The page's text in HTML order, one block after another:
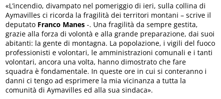
«L’incendio, divampato nel pomeriggio di ieri, sulla collina di
Aymavilles ci ricorda la fragilità dei territori montani – scrive il
deputato Franco Manes -. Una fragilità da sempre gestita,
grazie alla forza di volontà e alla grande preparazione, dai suoi
abitanti: la gente di montagna. La popolazione, i vigili del fuoco
professionisti e volontari, le amministrazioni comunali e i tanti
volontari, ancora una volta, hanno dimostrato che fare
squadra è fondamentale. In queste ore in cui si conteranno i
danni ci tengo ad esprimere la mia vicinanza a tutta la
comunità di Aymavilles ed alla sua sindaca».